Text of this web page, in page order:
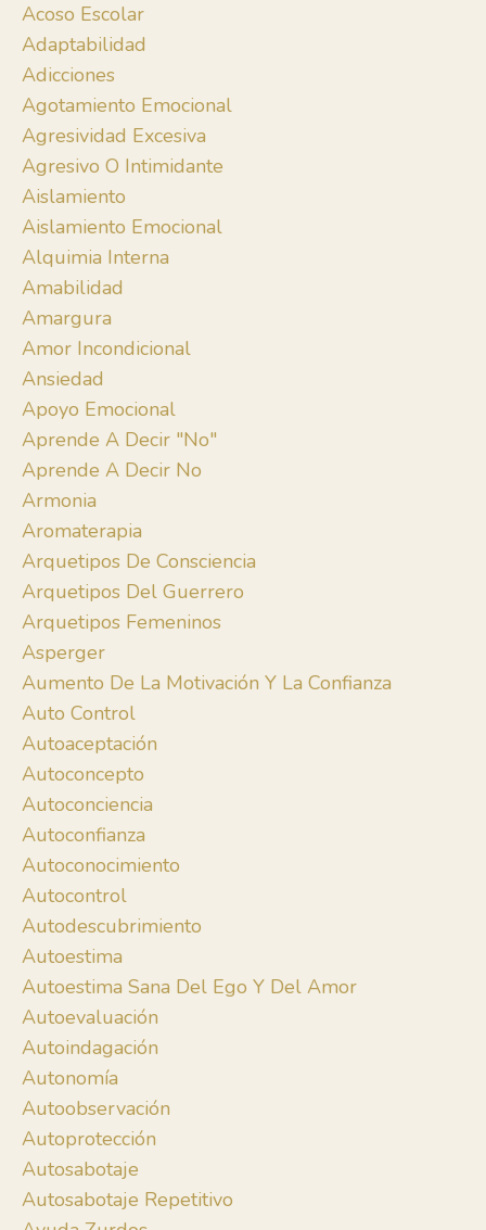
Acoso Escolar
Adaptabilidad
Adicciones
Agotamiento Emocional
Agresividad Excesiva
Agresivo O Intimidante
Aislamiento
Aislamiento Emocional
Alquimia Interna
Amabilidad
Amargura
Amor Incondicional
Ansiedad
Apoyo Emocional
Aprende A Decir "no"
Aprende A Decir No
Armonia
Aromaterapia
Arquetipos De Consciencia
Arquetipos Del Guerrero
Arquetipos Femeninos
Asperger
Aumento De La Motivación Y La Confianza
Auto Control
Autoaceptación
Autoconcepto
Autoconciencia
Autoconfianza
Autoconocimiento
Autocontrol
Autodescubrimiento
Autoestima
Autoestima Sana Del Ego Y Del Amor
Autoevaluación
Autoindagación
Autonomía
Autoobservación
Autoprotección
Autosabotaje
Autosabotaje Repetitivo